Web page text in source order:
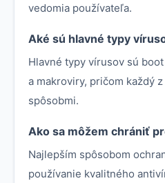
vedomia používateľa.
Aké sú hlavné typy
Hlavné typy vírusov sú
a makroviry, pričom každý
spôsobmi.
Ako sa môžem chrániť
Najlepším spôsobom
používanie kvalitného